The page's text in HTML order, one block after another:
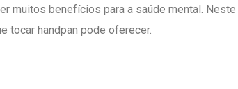
muitos benefícios para a saúde mental. Neste
tocar handpan pode oferecer.